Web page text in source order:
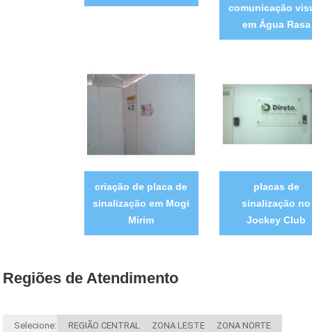
comunicação
em Água Rasa
criação de placa de
sinalização em Mogi
Mirim
placas de
sinalização no
Jockey Club
Regiões de Atendimento
Selecione: REGIÃO CENTRAL ZONA LESTE ZONA NORTE